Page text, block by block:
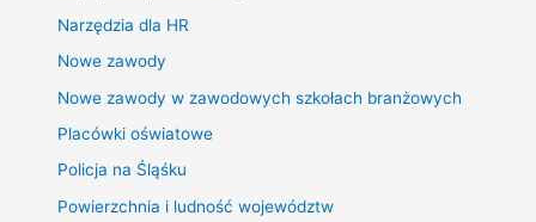
Narzędzia dla HR
Nowe zawody
Nowe zawody w zawodowych szkołach branżowych
Placówki oświatowe
Policja na Śląśku
Powierzchnia i ludność województw